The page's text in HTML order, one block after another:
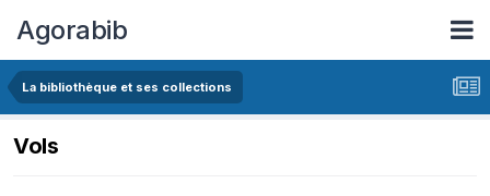
Agorabib
La bibliothèque et ses collections
Vols